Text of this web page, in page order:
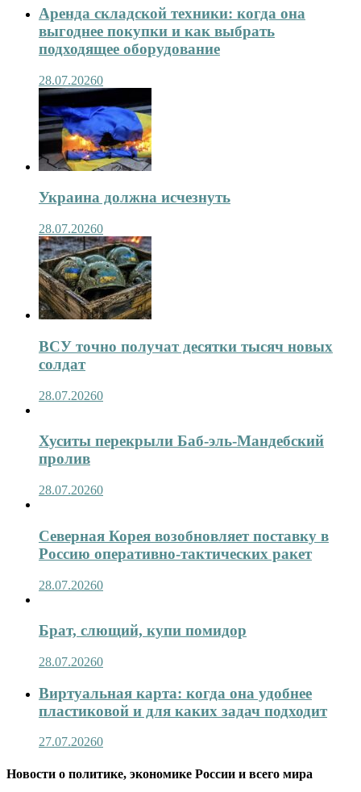
Аренда складской техники: когда она
выгоднее покупки и как выбрать
подходящее оборудование
28.07.20260
Украина должна исчезнуть
28.07.20260
ВСУ точно получат десятки тысяч новых
солдат
28.07.20260
Хуситы перекрыли Баб-эль-Мандебский
пролив
28.07.20260
Северная Корея возобновляет поставку в
Россию оперативно-тактических ракет
28.07.20260
Брат, слющий, купи помидор
28.07.20260
Виртуальная карта: когда она удобнее
пластиковой и для каких задач подходит
27.07.20260
Новости о политике, экономике России и всего мира